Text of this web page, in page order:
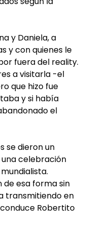
y Daniela, a
y con quienes le
fuera del reality.
a visitarla -el
que hizo fue
y si había
el
se dieron un
celebración
de esa forma sin
transmitiendo en
Robertito